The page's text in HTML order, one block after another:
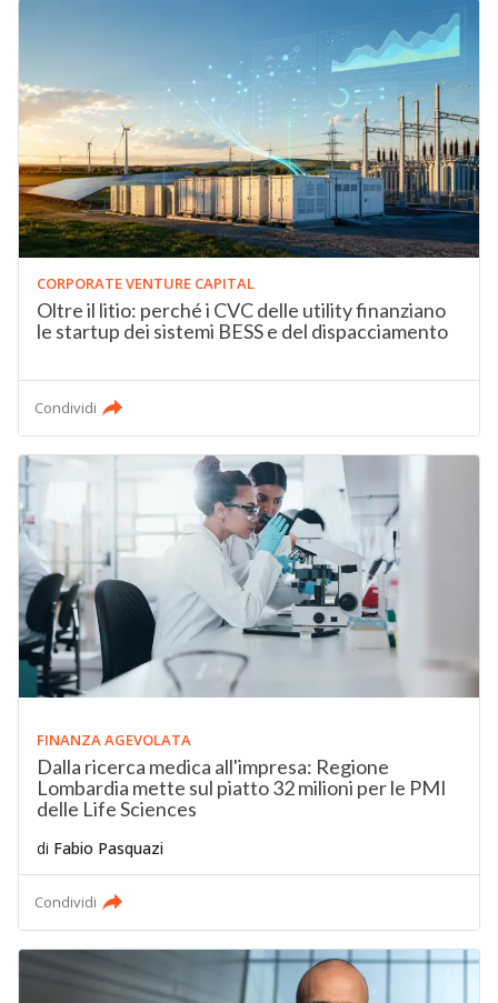
CORPORATE VENTURE CAPITAL
Oltre il litio: perché i CVC delle utility finanziano
le startup dei sistemi BESS e del dispacciamento
Condividi
FINANZA AGEVOLATA
Dalla ricerca medica all'impresa: Regione
Lombardia mette sul piatto 32 milioni per le PMI
delle Life Sciences
di Fabio Pasquazi
Condividi